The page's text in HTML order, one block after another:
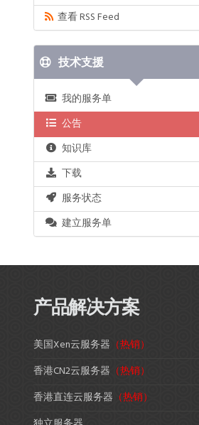
查看 RSS Feed
技术支援
我的服务单
公告
知识库
下载
服务状态
建立服务单
产品解决方案
美国Xen云服务器 （热销）
香港CN2云服务器 （热销）
香港直连云服务器 （热销）